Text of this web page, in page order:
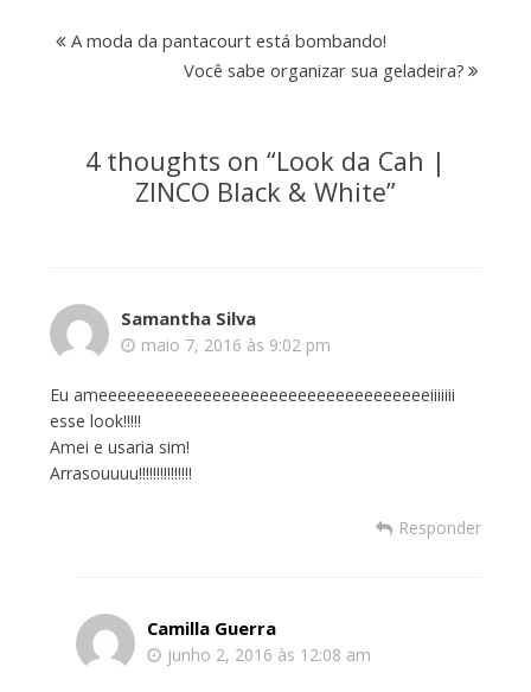
A moda da pantacourt está bombando!
Você sabe organizar sua geladeira?
4 thoughts on “Look da Cah |
ZINCO Black & White”
Samantha Silva
maio 7, 2016 às 9:02 pm
Eu ameeeeeeeeeeeeeeeeeeeeeeeeeeeeeeeeeeeiiiiiii
esse look!!!!!
Amei e usaria sim!
Arrasouuuu!!!!!!!!!!!!!!!
Responder
Camilla Guerra
junho 2, 2016 às 12:08 am